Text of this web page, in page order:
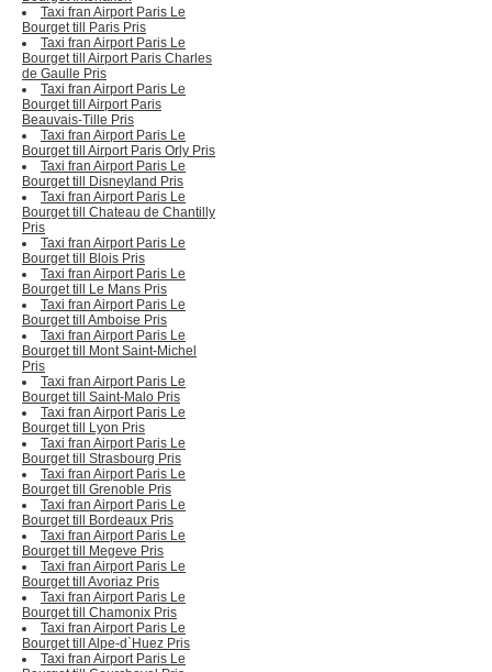
Taxi fran Airport Paris Le
Bourget till Paris Pris
Taxi fran Airport Paris Le
Bourget till Airport Paris Charles
de Gaulle Pris
Taxi fran Airport Paris Le
Bourget till Airport Paris
Beauvais-Tille Pris
Taxi fran Airport Paris Le
Bourget till Airport Paris Orly Pris
Taxi fran Airport Paris Le
Bourget till Disneyland Pris
Taxi fran Airport Paris Le
Bourget till Chateau de Chantilly
Pris
Taxi fran Airport Paris Le
Bourget till Blois Pris
Taxi fran Airport Paris Le
Bourget till Le Mans Pris
Taxi fran Airport Paris Le
Bourget till Amboise Pris
Taxi fran Airport Paris Le
Bourget till Mont Saint-Michel
Pris
Taxi fran Airport Paris Le
Bourget till Saint-Malo Pris
Taxi fran Airport Paris Le
Bourget till Lyon Pris
Taxi fran Airport Paris Le
Bourget till Strasbourg Pris
Taxi fran Airport Paris Le
Bourget till Grenoble Pris
Taxi fran Airport Paris Le
Bourget till Bordeaux Pris
Taxi fran Airport Paris Le
Bourget till Megeve Pris
Taxi fran Airport Paris Le
Bourget till Avoriaz Pris
Taxi fran Airport Paris Le
Bourget till Chamonix Pris
Taxi fran Airport Paris Le
Bourget till Alpe-d`Huez Pris
Taxi fran Airport Paris Le